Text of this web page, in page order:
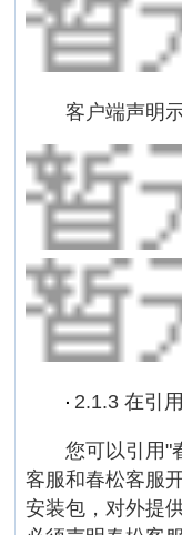
客户端声明示
· 2.1.3 在引
您可以引用"春
客服和春松客服
安装包，对外提